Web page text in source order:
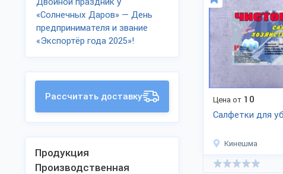
Цена от 10
Салфетки для
Кинешма
«Солнечных Даров» — День
предпринимателя и звание
«Экспортёр года 2025»!
Рассчитать доставку
Продукция
Производственная